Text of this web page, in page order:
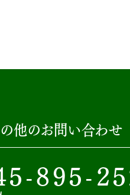
他のお問い合わせ
895-